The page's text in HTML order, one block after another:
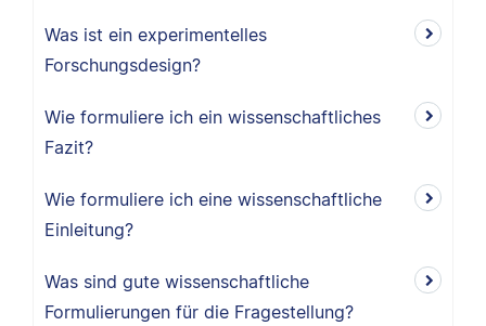
Was ist ein experimentelles
Forschungsdesign?
Wie formuliere ich ein wissenschaftliches
Fazit?
Wie formuliere ich eine wissenschaftliche
Einleitung?
Was sind gute wissenschaftliche
Formulierungen für die Fragestellung?